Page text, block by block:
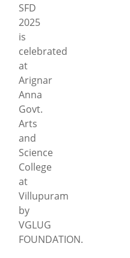
SFD
2025
is
celebrated
at
Arignar
Anna
Govt.
Arts
and
Science
College
at
Villupuram
by
VGLUG
FOUNDATION.